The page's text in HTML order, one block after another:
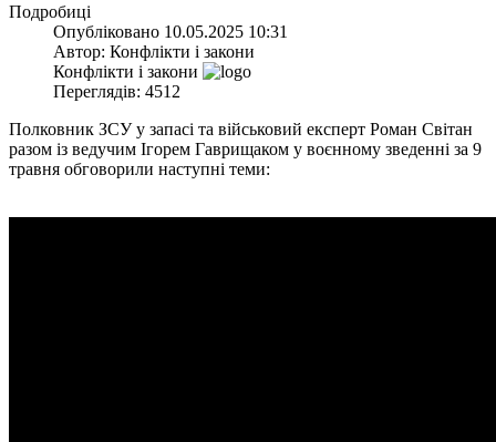
Подробиці
Опубліковано 10.05.2025 10:31
Автор: Конфлікти і закони
Конфлікти і закони
Переглядів: 4512
Полковник ЗСУ у запасі та військовий експерт Роман Світан
разом із ведучим Ігорем Гаврищаком у воєнному зведенні за 9
травня обговорили наступні теми: